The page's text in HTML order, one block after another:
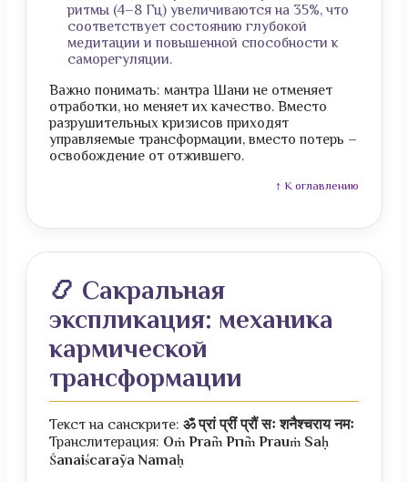
ритмы (4–8 Гц) увеличиваются на 35%, что
соответствует состоянию глубокой
медитации и повышенной способности к
саморегуляции.
Важно понимать: мантра Шани не отменяет
отработки, но меняет их качество. Вместо
разрушительных кризисов приходят
управляемые трансформации, вместо потерь –
освобождение от отжившего.
↑ К оглавлению
📿 Сакральная
экспликация: механика
кармической
трансформации
Текст на санскрите: ॐ प्रां प्रीं प्रौं सः शनैश्चराय नमः
Транслитерация: Oṁ Prāṁ Prīṁ Prauṁ Saḥ
Śanaiścarāya Namaḥ